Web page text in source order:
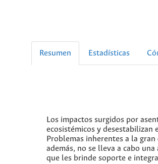
Resumen Estadísticas
Los impactos surgidos por
ecosistémicos y
Problemas inherentes a la
además, no se lleva a cabo
que les brinde soporte e